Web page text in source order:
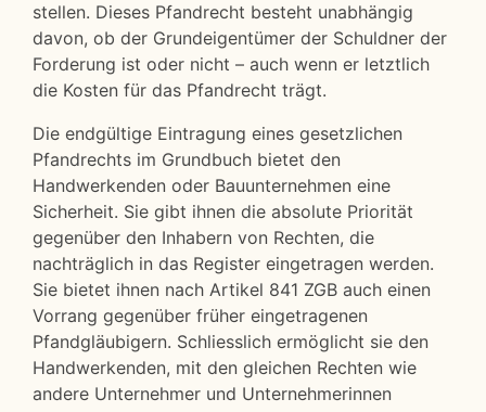
stellen. Dieses Pfandrecht besteht unabhängig
davon, ob der Grundeigentümer der Schuldner der
Forderung ist oder nicht – auch wenn er letztlich
die Kosten für das Pfandrecht trägt.
Die endgültige Eintragung eines gesetzlichen
Pfandrechts im Grundbuch bietet den
Handwerkenden oder Bauunternehmen eine
Sicherheit. Sie gibt ihnen die absolute Priorität
gegenüber den Inhabern von Rechten, die
nachträglich in das Register eingetragen werden.
Sie bietet ihnen nach Artikel 841 ZGB auch einen
Vorrang gegenüber früher eingetragenen
Pfandgläubigern. Schliesslich ermöglicht sie den
Handwerkenden, mit den gleichen Rechten wie
andere Unternehmer und Unternehmerinnen